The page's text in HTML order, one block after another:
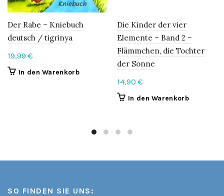
Der Rabe – Kniebuch
deutsch / tigrinya
19,99 €
In den Warenkorb
Die Kinder der vier
Elemente – Band 2 –
Flämmchen, die Tochter
der Sonne
14,90 €
In den Warenkorb
SO FINDEN SIE UNS: